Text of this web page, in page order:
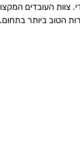
צוות העובדים
הטוב ביותר בתחום.